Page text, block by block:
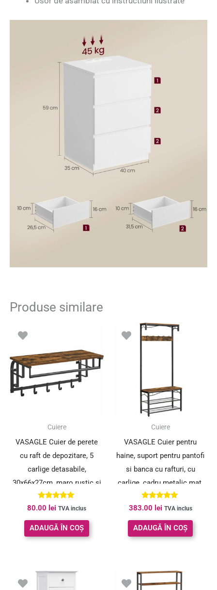
Produse similare
Cuiere
VASAGLE Cuier de perete
cu raft de depozitare, 5
carlige detasabile,
30x66x27cm, maro rustic si
negru
Evaluat la
5.00
din 5
80.00 lei TVA inclus
ADAUGĂ ÎN COȘ
Cuiere
VASAGLE Cuier pentru
haine, suport pentru pantofi
si banca cu rafturi, cu
carlige, cadru metalic mat,
80x32x178cm
Evaluat la
5.00
din 5
383.00 lei TVA inclus
ADAUGĂ ÎN COȘ